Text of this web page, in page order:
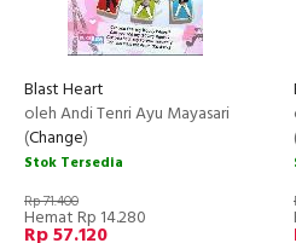
Blast Heart
oleh Andi Tenri Ayu Mayasari
(Change)
Stok Tersedia
Rp 71.400
Hemat Rp 14.280
Rp 57.120